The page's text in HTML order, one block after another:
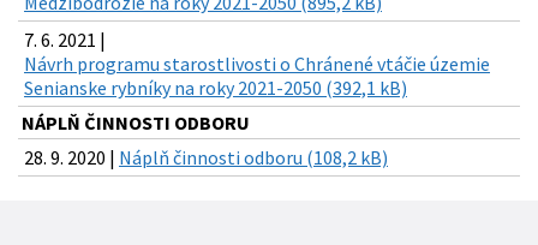
7. 6. 2021 |
Návrh programu starostlivosti o Chránené vtáčie územie
Senianske rybníky na roky 2021-2050 (392,1 kB)
NÁPLŇ ČINNOSTI ODBORU
28. 9. 2020 | Náplň činnosti odboru (108,2 kB)